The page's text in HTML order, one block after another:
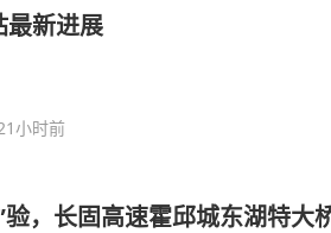
最新进展
小时前
验，长固高速霍邱城东湖特大